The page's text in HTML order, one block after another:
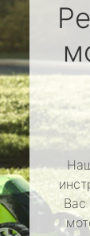
Вас